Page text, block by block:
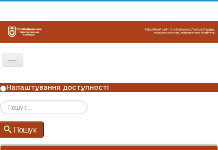
Перемикач
ГОЛОВНА
НОВИНИ
ОГОЛОШЕННЯ
ГРАФІКИ ПРИЙОМУ
Налаштування доступності
Пошук